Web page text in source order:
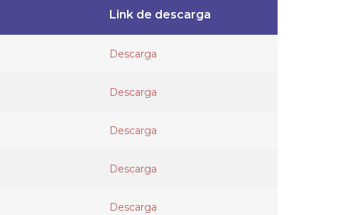
Link de descarga
Descarga
Descarga
Descarga
Descarga
Descarga